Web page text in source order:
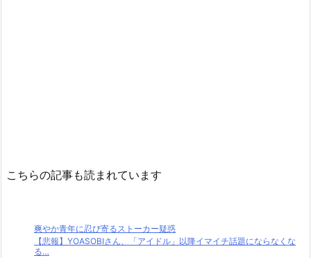
こちらの記事も読まれています
爽やか青年に忍び寄るストーカー疑惑
【悲報】YOASOBIさん、「アイドル」以降イマイチ話題にならなくな
る…